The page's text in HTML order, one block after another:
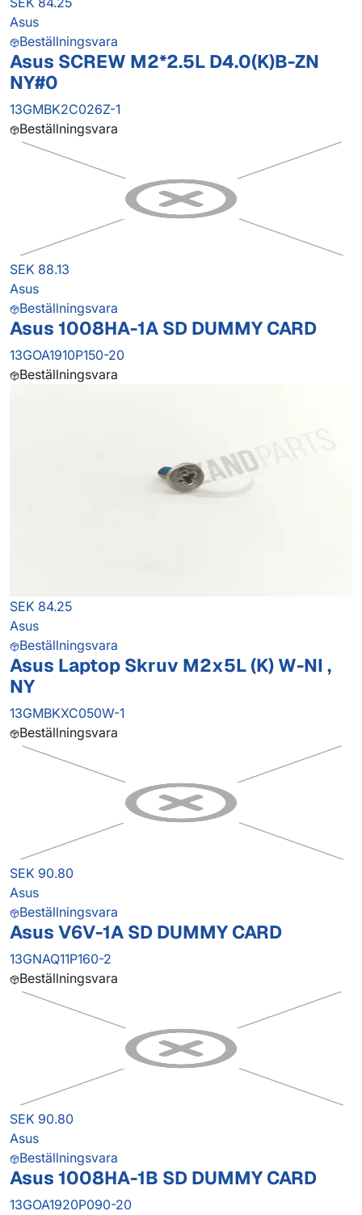
Asus
Beställningsvara
Asus SCREW M2*2.5L D4.0(K)B-ZN
NY#0
13GMBK2C026Z-1
Beställningsvara
SEK 88.13
Asus
Beställningsvara
Asus 1008HA-1A SD DUMMY CARD
13GOA1910P150-20
Beställningsvara
SEK 84.25
Asus
Beställningsvara
Asus Laptop Skruv M2x5L (K) W-NI ,
NY
13GMBKXC050W-1
Beställningsvara
SEK 90.80
Asus
Beställningsvara
Asus V6V-1A SD DUMMY CARD
13GNAQ11P160-2
Beställningsvara
SEK 90.80
Asus
Beställningsvara
Asus 1008HA-1B SD DUMMY CARD
13GOA1920P090-20